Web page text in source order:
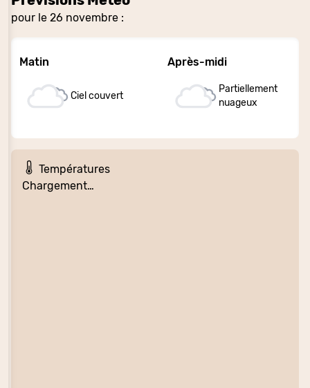
pour le 26 novembre :
Matin
Ciel couvert
Après-midi
Partiellement
nuageux
Températures
Chargement…